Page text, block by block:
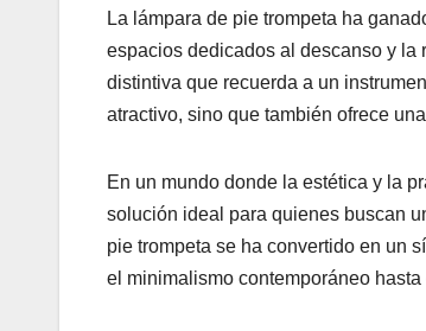
La lámpara de pie trompeta ha
espacios dedicados al descanso y la
distintiva que recuerda a un
atractivo, sino que también ofrece
En un mundo donde la estética y la
solución ideal para quienes buscan
pie trompeta se ha convertido en un
el minimalismo contemporáneo